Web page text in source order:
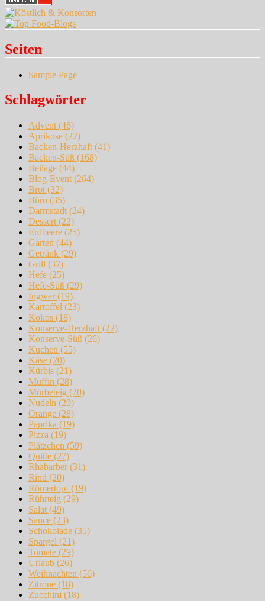
Seiten
Sample Page
Schlagwörter
Advent (46)
Aprikose (22)
Backen-Herzhaft (41)
Backen-Süß (168)
Beilage (44)
Blog-Event (264)
Brot (32)
Büro (35)
Darmstadt (24)
Dessert (22)
Erdbeere (25)
Garten (44)
Getränk (29)
Grill (37)
Hefe (25)
Hefe-Süß (29)
Ingwer(19)
Kartoffel (23)
Kokos (18)
Konserve-Herzhaft (22)
Konserve-Süß (26)
Kuchen (55)
Käse (20)
Kürbis (21)
Muffin (28)
Mürbeteig (20)
Nudeln (20)
Orange (28)
Paprika (19)
Pizza (19)
Plätzchen (59)
Quitte (27)
Rhabarber(31)
Rind (20)
Römertopf(19)
Rührteig (29)
Salat (49)
Sauce (23)
Schokolade (35)
Spargel (21)
Tomate (29)
Urlaub (26)
Weihnachten (56)
Zitrone (18)
Zucchini (18)